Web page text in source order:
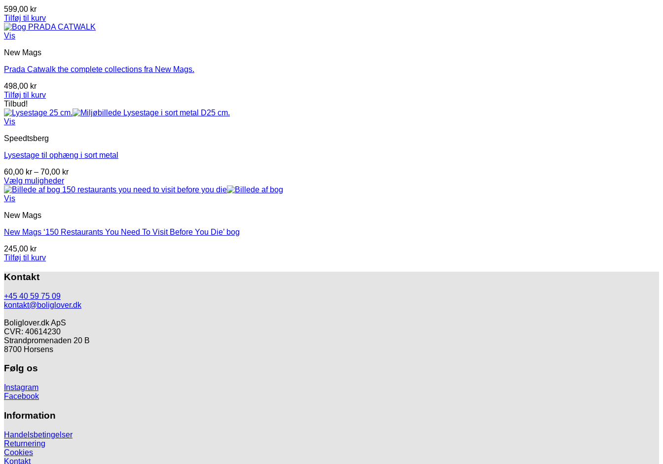
599,00 kr
Tilføj til kurv
Vis
New Mags
Prada Catwalk the complete collections fra New Mags.
498,00 kr
Tilføj til kurv
Tilbud!
Vis
Speedtsberg
Lysestage til ophæng i sort metal
60,00 kr – 70,00 krPrisinterval:
til
Vælg muligheder
Dette
vare
flere
Mulighederne
vælges
på
Vis
New Mags
New Mags ‘150 Restaurants You Need To Visit Before You Die’ bog
245,00 kr
Tilføj til kurv
Kontakt
+45 40 59 75 09
kontakt@boliglover.dk
Boliglover.dk ApS
CVR: 40614230
Strandpromenaden 20 B
8700 Horsens
Følg os
Instagram
Facebook
Information
Handelsbetingelser
Returnering
Cookies
Kontakt